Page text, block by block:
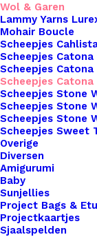
Wol & Garen
Lammy Yarns
Mohair Boucle
Scheepjes
Scheepjes Catona
Scheepjes Catona
Scheepjes Catona
Scheepjes Stone
Scheepjes Stone
Scheepjes Stone
Scheepjes Sweet
Overige
Diversen
Amigurumi
Baby
Sunjellies
Project Bags &
Projectkaartjes
Sjaalspelden
Categorie
Naalddikte
Kleur
Binnen 1-3
Veilig
Overzicht